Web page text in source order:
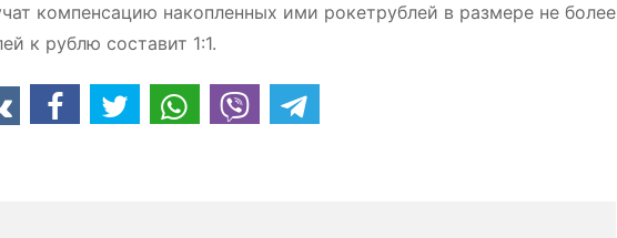
компенсацию накопленных ими рокетрублей в размере не более
к рублю составит 1:1.